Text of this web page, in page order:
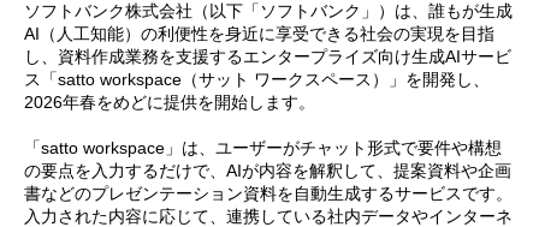
ソフトバンク株式会社（以下「ソフトバンク」）は、誰もが生成
AI（人工知能）の利便性を身近に享受できる社会の実現を目指
し、資料作成業務を支援するエンタープライズ向け生成AIサービ
ス「satto workspace（サット ワークスペース）」を開発し、
2026年春をめどに提供を開始します。
「satto workspace」は、ユーザーがチャット形式で要件や構想
の要点を入力するだけで、AIが内容を解釈して、提案資料や企画
書などのプレゼンテーション資料を自動生成するサービスです。
入力された内容に応じて、連携している社内データやインターネ